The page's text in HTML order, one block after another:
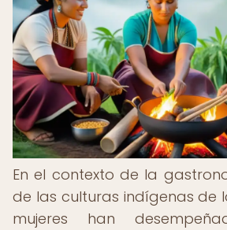
En el contexto de la
de las culturas indígenas de
mujeres han